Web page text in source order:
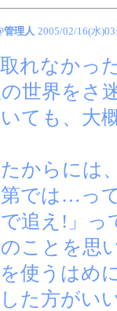
管理人 2005/02/16(水
れなかっ
世界をさ
ても、大
からには
第では…っ
追え!」っ
のことを
を使うはめ
た方がい